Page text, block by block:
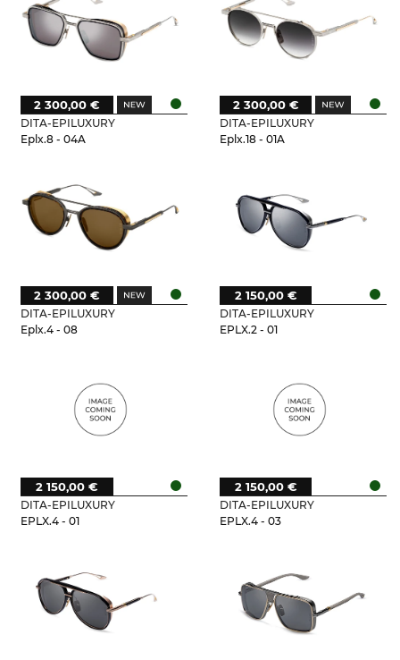
DITA-EPILUXURY
Eplx.8 - 04A
2 300,00 €
DITA-EPILUXURY
Eplx.18 - 01A
2 300,00 €
DITA-EPILUXURY
Eplx.4 - 08
2 300,00 €
DITA-EPILUXURY
EPLX.2 - 01
2 150,00 €
DITA-EPILUXURY
EPLX.4 - 01
2 150,00 €
DITA-EPILUXURY
EPLX.4 - 03
2 150,00 €